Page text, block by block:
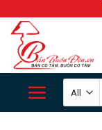
content